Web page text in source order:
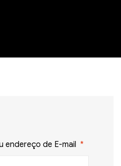
endereço de E-mail *